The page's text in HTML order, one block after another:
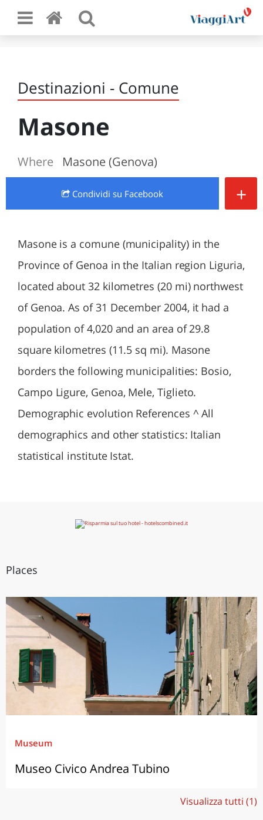
Destinazioni - Comune
Masone
Where Masone (Genova)
Condividi su Facebook +
Masone is a comune (municipality) in the
Province of Genoa in the Italian region Liguria,
located about 32 kilometres (20 mi) northwest
of Genoa. As of 31 December 2004, it had a
population of 4,020 and an area of 29.8
square kilometres (11.5 sq mi). Masone
borders the following municipalities: Bosio,
Campo Ligure, Genoa, Mele, Tiglieto.
Demographic evolution References ^ All
demographics and other statistics: Italian
statistical institute Istat.
Places
Museum
Museo Civico Andrea Tubino
Visualizza tutti (1)